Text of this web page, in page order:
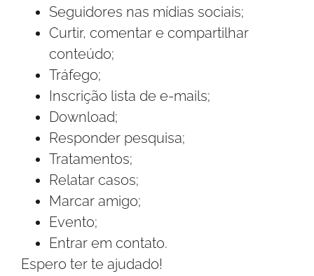
Seguidores nas mídias sociais;
Curtir, comentar e compartilhar
conteúdo;
Tráfego;
Inscrição lista de e-mails;
Download;
Responder pesquisa;
Tratamentos;
Relatar casos;
Marcar amigo;
Evento;
Entrar em contato.
Espero ter te ajudado!